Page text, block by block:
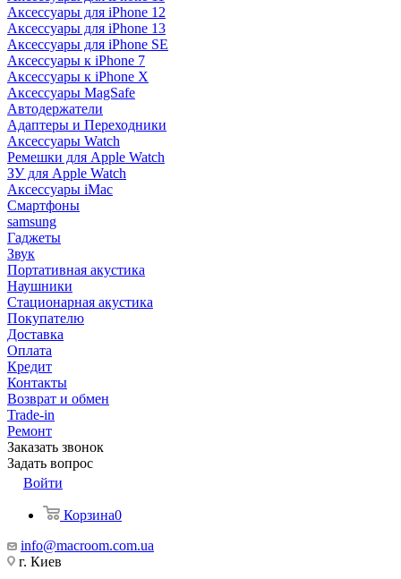
Аксессуары для iPhone 12
Аксессуары для iPhone 13
Аксессуары для iPhone SE
Аксессуары к iPhone 7
Аксессуары к iPhone X
Аксессуары MagSafe
Автодержатели
Адаптеры и Переходники
Аксессуары Watch
Ремешки для Apple Watch
ЗУ для Apple Watch
Аксессуары iMac
Смартфоны
samsung
Гаджеты
Звук
Портативная акустика
Наушники
Стационарная акустика
Покупателю
Доставка
Оплата
Кредит
Контакты
Возврат и обмен
Trade-in
Ремонт
Заказать звонок
Задать вопрос
Войти
Корзина0
info@macroom.com.ua
г. Киев